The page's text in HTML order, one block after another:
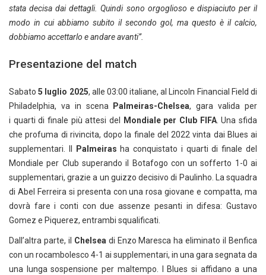
stata decisa dai dettagli. Quindi sono orgoglioso e dispiaciuto per il
modo in cui abbiamo subito il secondo gol, ma questo è il calcio,
dobbiamo accettarlo e andare avanti”.
Presentazione del match
Sabato 5 luglio 2025, alle 03:00 italiane, al Lincoln Financial Field di
Philadelphia, va in scena
Palmeiras-Chelsea, gara valida per
i quarti di finale più attesi del
Mondiale per Club FIFA. Una sfida
che profuma di rivincita, dopo la finale del 2022 vinta dai Blues ai
supplementari. Il
Palmeiras ha conquistato i quarti di finale del
Mondiale per Club superando il Botafogo con un sofferto 1-0 ai
supplementari, grazie a un guizzo decisivo di Paulinho. La squadra
di Abel Ferreira si presenta con una rosa giovane e compatta, ma
dovrà fare i conti con due assenze pesanti in difesa: Gustavo
Gomez e Piquerez, entrambi squalificati.
Dall’altra parte, il Chelseadi Enzo Maresca ha eliminato il Benfica
con un rocambolesco 4-1 ai supplementari, in una gara segnata da
una lunga sospensione per maltempo. I Blues si affidano a una